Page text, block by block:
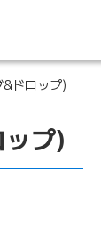
ドロップ)
プ)